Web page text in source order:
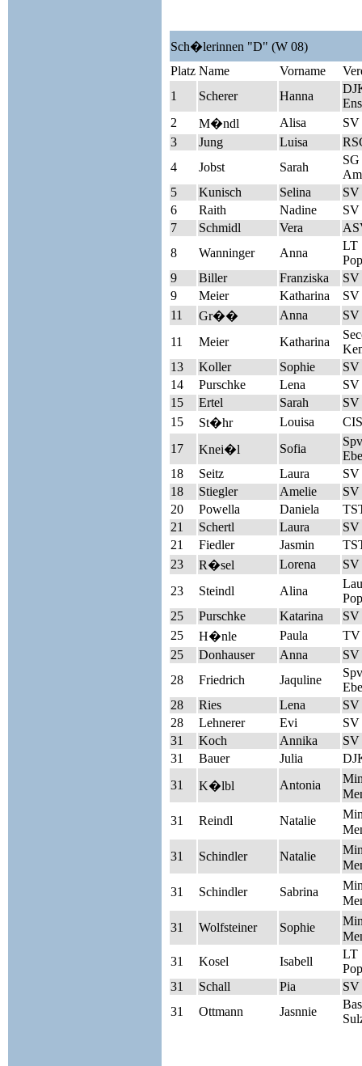
Sch�lerinnen "D" (W 08)
Platz Name Vorname
1
Scherer Hanna
2
M�ndl Alisa
SV
3
Jung Luisa
4
Jobst Sarah
SG
5
Kunisch Selina
SV
6
Raith Nadine
SV
7
Schmidl Vera
8
Wanninger Anna
LT
9
Biller Franziska
SV
9
Meier Katharina
SV
11
Gr�� Anna
SV
11
Meier Katharina
13
Koller Sophie
SV
14
Purschke Lena
SV
15
Ertel Sarah
SV
15
St�hr Louisa
17
Knei�l Sofia
18
Seitz Laura
SV
18
Stiegler Amelie
SV
20
Powella Daniela
21
Schertl Laura
SV
21
Fiedler Jasmin
23
R�sel Lorena
SV
23
Steindl Alina
25
Purschke Katarina
SV
25
H�nle Paula
TV
25
Donhauser Anna
SV
28
Friedrich Jaquline
28
Ries Lena
SV
28
Lehnerer Evi
SV
31
Koch Annika
SV
31
Bauer Julia
31
K�lbl Antonia
31
Reindl Natalie
31
Schindler Natalie
31
Schindler Sabrina
31
Wolfsteiner Sophie
31
Kosel Isabell
LT
31
Schall Pia
SV
31
Ottmann Jasnnie